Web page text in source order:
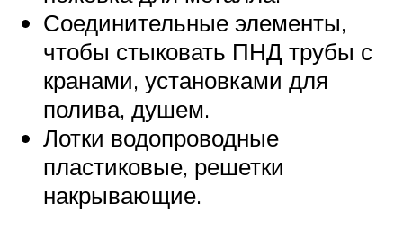
Соединительные элементы,
чтобы стыковать ПНД трубы с
кранами, установками для
полива, душем.
Лотки водопроводные
пластиковые, решетки
накрывающие.